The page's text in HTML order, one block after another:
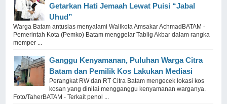
Getarkan Hati Jemaah Lewat Puisi “Jabal
Uhud”
Warga Batam antusias menyalami Walikota Amsakar AchmadBATAM -
Pemerintah Kota (Pemko) Batam menggelar Tablig Akbar dalam rangka
memper ...
Ganggu Kenyamanan, Puluhan Warga Citra
Batam dan Pemilik Kos Lakukan Mediasi
Perangkat RW dan RT Citra Batam mengecek lokasi kos
kosan yang dinilai mengganggu kenyamanan warganya.
Foto/TaherBATAM - Terkait penol ...